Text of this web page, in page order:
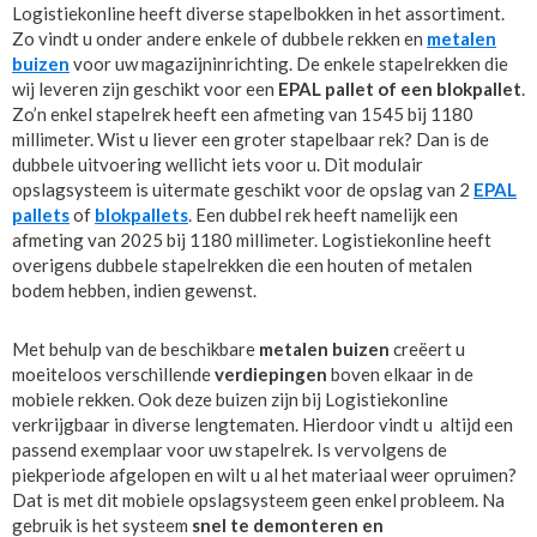
Logistiekonline heeft diverse stapelbokken in het assortiment.
Zo vindt u onder andere enkele of dubbele rekken en metalen
buizen voor uw magazijninrichting. De enkele stapelrekken die
wij leveren zijn geschikt voor een EPAL pallet of een blokpallet
Zo’n enkel stapelrek heeft een afmeting van 1545 bij 1180
millimeter. Wist u liever een groter stapelbaar rek? Dan is de
dubbele uitvoering wellicht iets voor u. Dit modulair
opslagsysteem is uitermate geschikt voor de opslag van 2 EPAL
palletsof blokpallets . Een dubbel rek heeft namelijk een
afmeting van 2025 bij 1180 millimeter. Logistiekonline heeft
overigens dubbele stapelrekken die een houten of metalen
bodem hebben, indien gewenst.
Met behulp van de beschikbare metalen buizen creëert u
moeiteloos verschillendeverdiepingen boven elkaar in de
mobiele rekken. Ook deze buizen zijn bij Logistiekonline
verkrijgbaar in diverse lengtematen. Hierdoor vindt u altijd een
passend exemplaar voor uw stapelrek. Is vervolgens de
piekperiode afgelopen en wilt u al het materiaal weer opruimen?
Dat is met dit mobiele opslagsysteem geen enkel probleem. Na
gebruik is het systeem snel te demonteren en